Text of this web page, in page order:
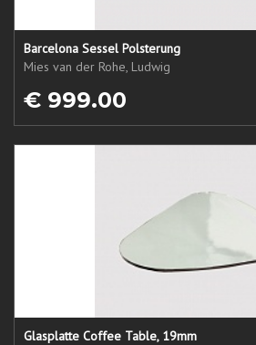
Barcelona Sessel Polsterung
Mies van der Rohe, Ludwig
€ 999.00
Glasplatte Coffee Table, 19mm